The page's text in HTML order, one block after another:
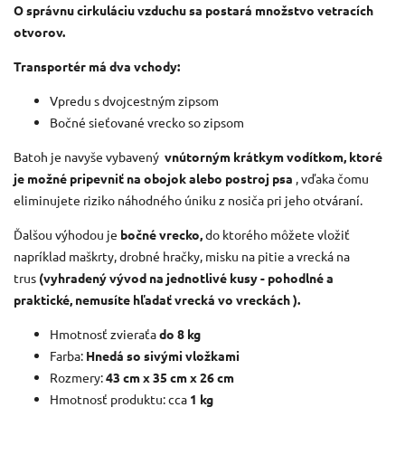
O správnu cirkuláciu vzduchu sa postará množstvo vetracích
otvorov.
Transportér má dva vchody:
Vpredu s dvojcestným zipsom
Bočné sieťované vrecko so zipsom
Batoh je navyše vybavený vnútorným krátkym vodítkom, ktoré
je možné pripevniť na obojok alebo postroj psa , vďaka čomu
eliminujete riziko náhodného úniku z nosiča pri jeho otváraní.
Ďalšou výhodou je bočné vrecko, do ktorého môžete vložiť
napríklad maškrty, drobné hračky, misku na pitie a vrecká na
trus (vyhradený vývod na jednotlivé kusy - pohodlné a
praktické, nemusíte hľadať vrecká vo vreckách ).
Hmotnosť zvieraťado 8 kg
Farba: Hnedá so sivými vložkami
Rozmery:43 cm x 35 cm x 26 cm
Hmotnosť produktu: cca 1 kg